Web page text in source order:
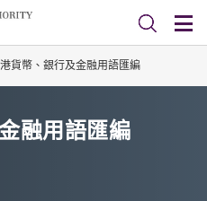
貨幣、銀行及金融用語匯編
融用語匯編